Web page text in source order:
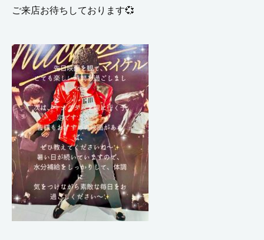
ご来店お待ちしております💞